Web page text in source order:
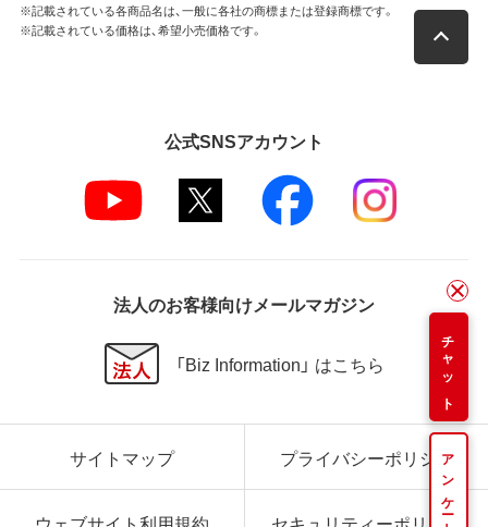
チャット
アンケート
※記載されている各商品名は、一般に各社の商標または登録商標です。
※記載されている価格は、希望小売価格です。
公式SNSアカウント
法人のお客様向けメールマガジン
「Biz Information」 はこちら
サイトマップ プライバシーポリシー